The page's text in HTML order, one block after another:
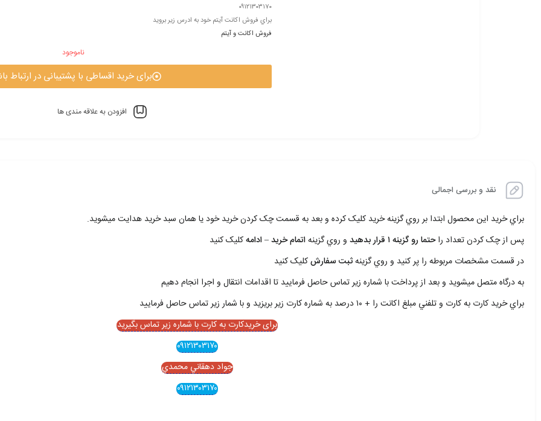
۰۹۱۲۱۳۰۳۱۷۰
براي فروش اکانت آيتم خود به ادرس زير برويد
فروش اکانت و آيتم
ناموجود
برای خرید اقساطی با پشتیبانی در ارتباط
افزودن به علاقه مندی ها
نقد و بررسی اجمالی
براي خريد اين محصول ابتدا بر روي گزينه خريد کليک کرده و بعد به قسمت چک کردن خريد خود يا همان سبد خريد هدايت ميشويد.
پس از چک کردن تعداد راحتما رو گزينه ۱ قرار بدهيد و روي گزينهاتمام خريد – ادامهکليک کنيد
در قسمت مشخصات مربوطه را پر کنيد و روي گزينهثبت سفارشکليک کنيد
به درگاه متصل ميشويد و بعد از پرداخت با شماره زير تماس حاصل فرماييد تا اقدامات انتقال و اجرا انجام دهيم
براي خريد کارت به کارت و تلفني مبلغ اکانت را + ۱۰ درصد به شماره کارت زير بريزيد و با شمار زير تماس حاصل فرماييد
برای خریدکارت به کارت با شماره زیر تماس بگیرید
۰۹۱۲۱۳۰۳۱۷۰
جواد دهقاني محمدي
۰۹۱۲۱۳۰۳۱۷۰